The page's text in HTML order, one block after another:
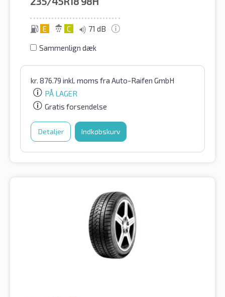
E C 71 dB
Sammenlign dæk
kr. 876.79 inkl. moms fra Auto-Raifen GmbH
PÅ LAGER
Gratis forsendelse
Detaljer Indkøbskurv